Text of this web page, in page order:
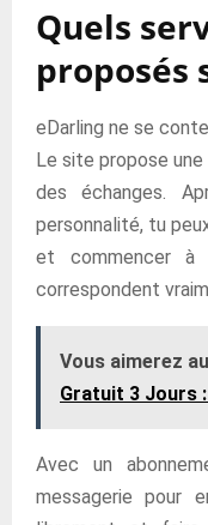
Quels
proposés
eDarling ne se
Le site propose
des échanges.
personnalité, tu
et commencer à
correspondent
Vous aimerez
Gratuit 3 Jours
Avec un
messagerie pour